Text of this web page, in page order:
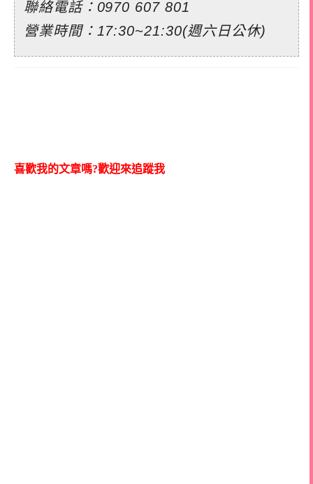
聯絡電話： 0970 607 801
營業時間：17:30~21:30(週六日公休)
喜歡我的文章嗎?歡迎來追蹤我